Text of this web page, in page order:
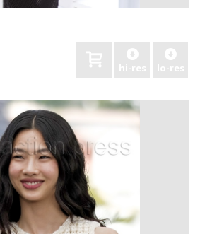
hi-res lo-res